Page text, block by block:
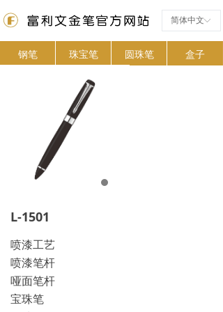
ꀅ
简体中文
L-1501
喷漆工艺
喷漆笔杆
哑面笔杆
宝珠笔
钢笔 珠宝笔 圆珠笔 盒子